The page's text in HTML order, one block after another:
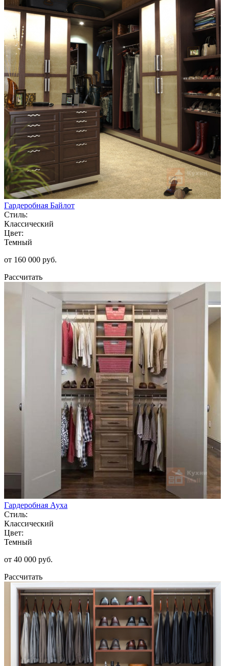
Гардеробная Байлот
Стиль:
Классический
Цвет:
Темный
от 160 000 руб.
Рассчитать
Гардеробная Ауха
Стиль:
Классический
Цвет:
Темный
от 40 000 руб.
Рассчитать